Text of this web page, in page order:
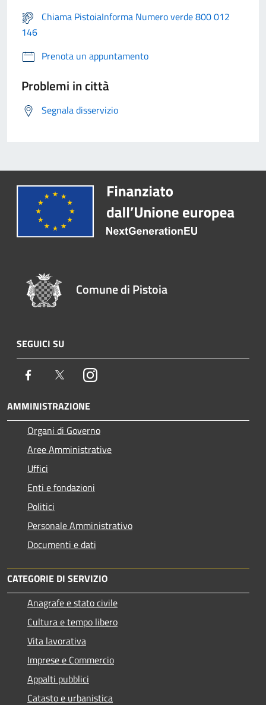
Chiama PistoiaInforma Numero verde 800 012
146
Prenota un appuntamento
Problemi in città
Segnala disservizio
Comune di Pistoia
SEGUICI SU
Facebook TwitterInstagram
AMMINISTRAZIONE
Organi di Governo
Aree Amministrative
Uffici
Enti e fondazioni
Politici
Personale Amministrativo
Documenti e dati
CATEGORIE DI SERVIZIO
Anagrafe e stato civile
Cultura e tempo libero
Vita lavorativa
Imprese e Commercio
Appalti pubblici
Catasto e urbanistica